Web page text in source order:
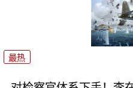
最热